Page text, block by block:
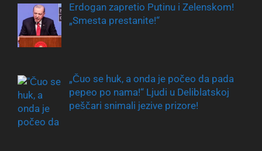
Erdogan zapretio Putinu i Zelenskom!
„Smesta prestanite!“
„Čuo se huk, a onda je počeo da pada
pepeo po nama!“ Ljudi u Deliblatskoj
peščari snimali jezive prizore!